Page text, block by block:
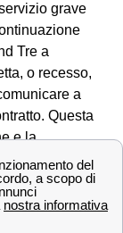
grave
Tre a
o recesso,
a
Questa
e la
Tre ✖
: che
Il modulo